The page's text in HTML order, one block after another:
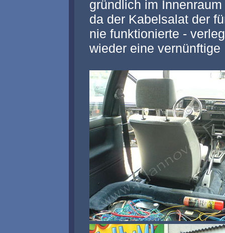
gründlich im
da der Kabelsalat der
nie funktionierte -
wieder eine